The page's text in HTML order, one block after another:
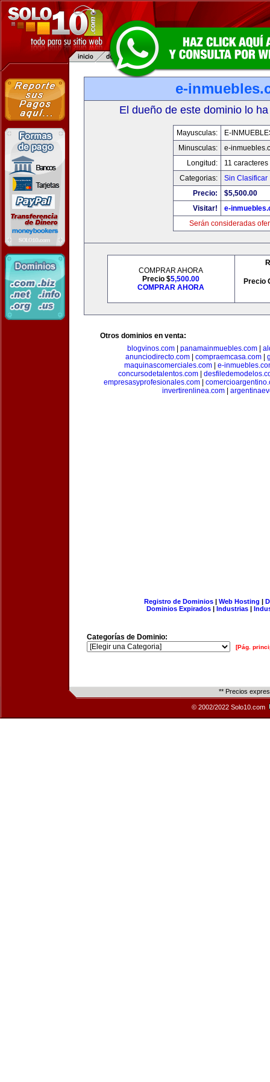
e-
El dueño de este dominio lo
Mayusculas:
E-
Minusculas:
e-
Longitud:
11 caracteres
Categorias:
Sin Clasificar
Precio:
$5,500.00
Visitar!
e-
Serán consideradas
COMPRAR AHORA
Precio $5,500.00
COMPRAR AHORA
Precio
Otros dominios en venta:
blogvinos.com| panamainmuebles.com|
anunciodirecto.com| compraemcasa.com|
maquinascomerciales.com
e-
concursodetalentos.com|
empresasyprofesionales.com|
invertirenlinea.com
Registro de Dominios| Web Hosting |
Dominios Expirados | Industrias |
Categorías de Dominio:
[Pág.
** Precios
© 2002/2022 Solo10.com